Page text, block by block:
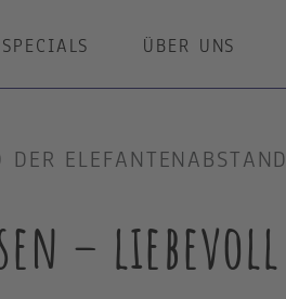
SPECIALS ÜBER UNS
DER ELEFANTENABSTAND
– liebevoll